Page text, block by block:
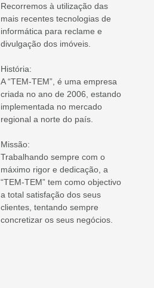
Recorremos à utilização das
mais recentes tecnologias de
informática para reclame e
divulgação dos imóveis.
História:
A “TEM-TEM”, é uma empresa
criada no ano de 2006, estando
implementada no mercado
regional a norte do país.
Missão:
Trabalhando sempre com o
máximo rigor e dedicação, a
“TEM-TEM” tem como objectivo
a total satisfação dos seus
clientes, tentando sempre
concretizar os seus negócios.